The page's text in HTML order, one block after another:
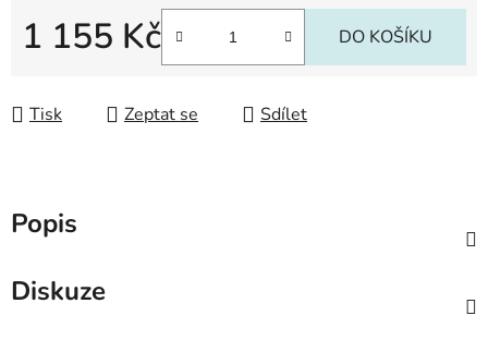
1 155 Kč DO KOŠÍKU
Tisk Zeptat se Sdílet
Popis
Diskuze